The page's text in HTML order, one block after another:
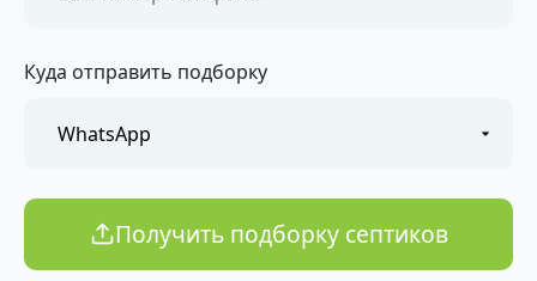
Куда отправить подборку
Получить подборку септиков